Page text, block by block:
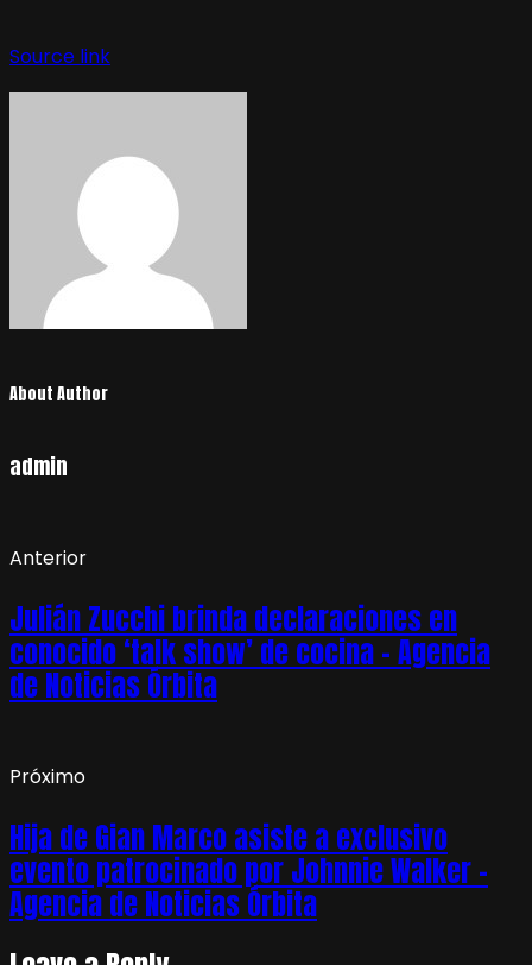
Source link
About Author
admin
Anterior
Julián Zucchi brinda declaraciones en
conocido ‘talk show’ de cocina – Agencia
de Noticias Órbita
Próximo
Hija de Gian Marco asiste a exclusivo
evento patrocinado por Johnnie Walker –
Agencia de Noticias Órbita